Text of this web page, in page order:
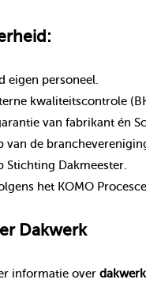
eigen personeel.
kwaliteitscontrole
van fabrikant én
van de
Stichting Dakmeester.
het KOMO
Dakwerk
informatie over dakwerk